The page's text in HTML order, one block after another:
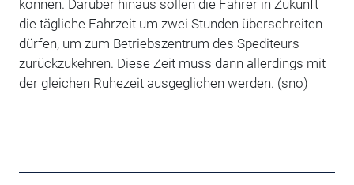
können. Darüber hinaus sollen die Fahrer in Zukunft
die tägliche Fahrzeit um zwei Stunden überschreiten
dürfen, um zum Betriebszentrum des Spediteurs
zurückzukehren. Diese Zeit muss dann allerdings mit
der gleichen Ruhezeit ausgeglichen werden. (sno)